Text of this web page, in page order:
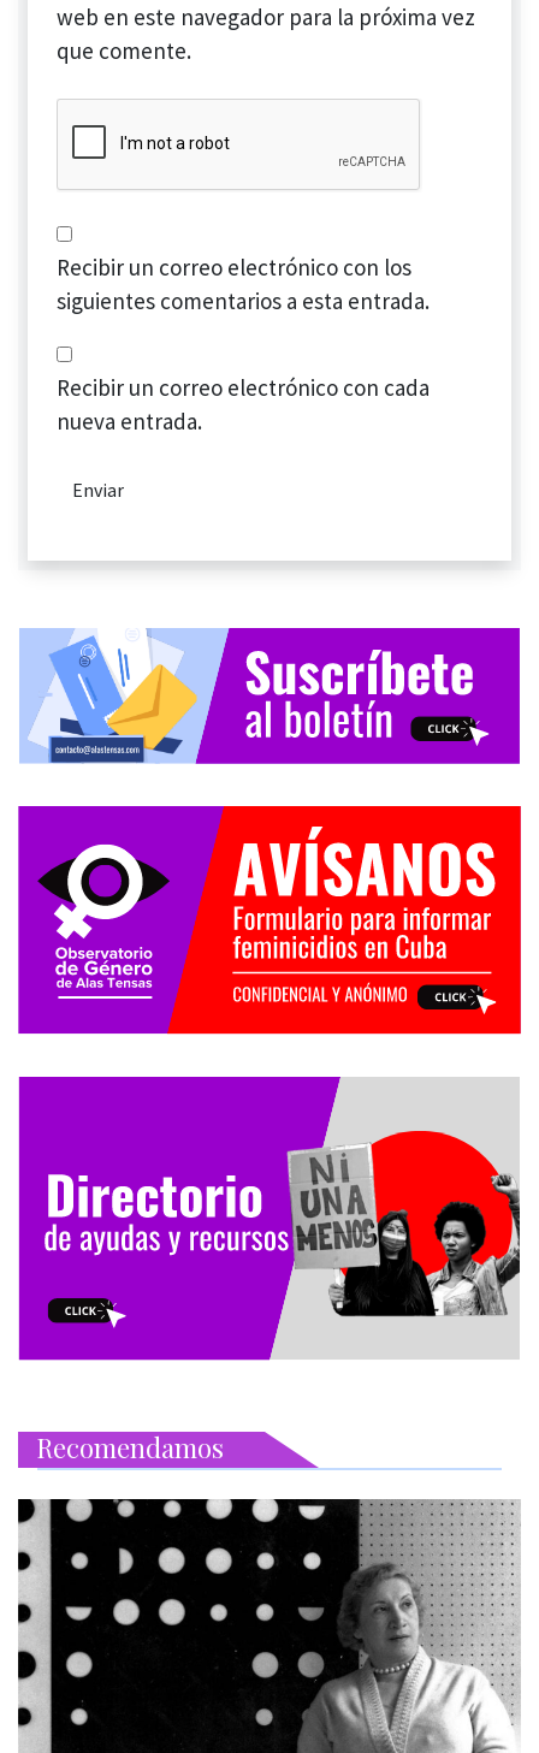
web en este navegador para la próxima vez
que comente.
Recibir un correo electrónico con los
siguientes comentarios a esta entrada.
Recibir un correo electrónico con cada
nueva entrada.
Recomendamos